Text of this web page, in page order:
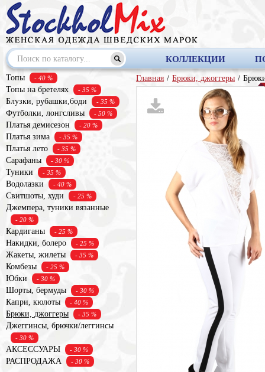
КОЛЛЕКЦИИ
Топы - 40 %
Топы на бретелях - 35 %
Блузки, рубашки,боди - 35 %
Футболки, лонгсливы - 50 %
Платья демисезон - 20 %
Платья зима - 35 %
Платья лето - 35 %
Сарафаны - 30 %
Туники - 35 %
Водолазки - 40 %
Свитшоты, худи - 25 %
Джемпера, туники вязанные
- 20 %
Кардиганы - 25 %
Накидки, болеро - 25 %
Жакеты, жилеты - 35 %
Комбезы - 25 %
Юбки - 30 %
Шорты, бермуды - 30 %
Капри, кюлоты - 40 %
Брюки, джоггеры - 35 %
Джеггинсы, брючки/леггинсы
- 30 %
АКСЕССУАРЫ - 30 %
РАСПРОДАЖА - 30 %
Главная / Брюки, джоггеры /